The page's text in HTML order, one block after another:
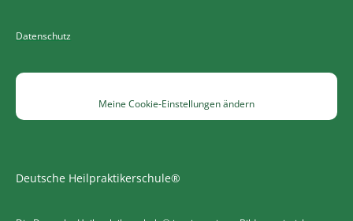
Datenschutz
Meine Cookie-Einstellungen ändern
Deutsche Heilpraktikerschule®